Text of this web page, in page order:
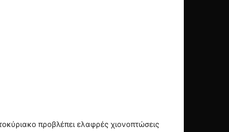
προβλέπει ελαφρές χιονοπτώσεις